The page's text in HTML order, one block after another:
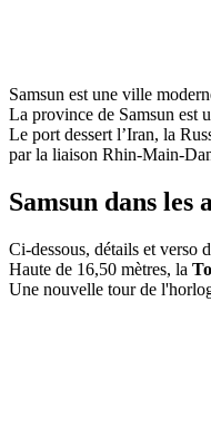
Samsun est une ville
La province de Samsun est
Le port dessert l’Iran, la
par la liaison Rhin-Main-
Samsun dans les
Ci-dessous, détails et verso
Haute de 16,50 mètres, la
Une nouvelle tour de